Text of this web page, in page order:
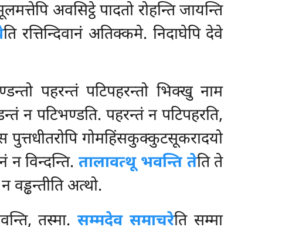
अवसिट्ठे पादतो रोहन्ति जायन्ति
ति रत्तिन्दिवानं अतिक्कमे. निदाघेपि देवे
पहरन्तं पटिपहरन्तो भिक्खु नाम
न पटिभण्डति. पहरन्तं न पटिपहरति,
पुत्तधीतरोपि गोमहिंसकुक्कुटसूकरादयो
न विन्दन्ति.तालावत्थू भवन्ति तेति ते
वड्ढन्तीति अत्थो.
तस्मा.सम्मदेव समाचरेति सम्मा